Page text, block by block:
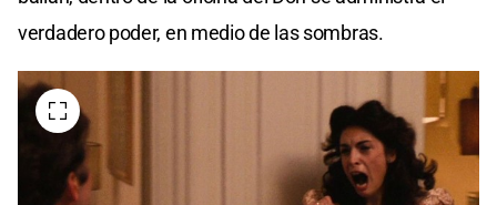
verdadero poder, en medio de las sombras.